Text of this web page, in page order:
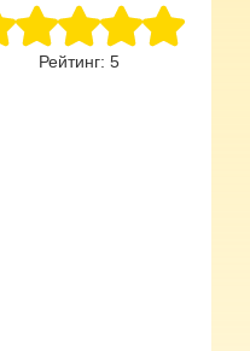
Рейтинг: 5